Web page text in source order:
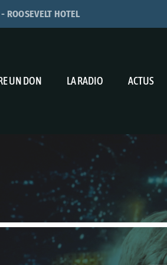
ROOSEVELT HOTEL
UN DON LA RADIO ACTUS